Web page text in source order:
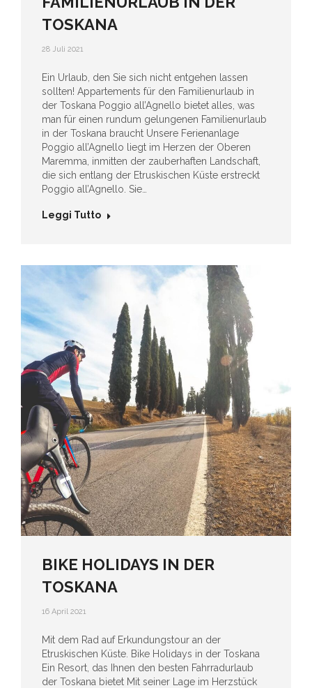
TOSKANA
28 Juli 2021
Ein Urlaub, den Sie sich nicht entgehen lassen
sollten! Appartements für den Familienurlaub in
der Toskana Poggio all’Agnello bietet alles, was
man für einen rundum gelungenen Familienurlaub
in der Toskana braucht Unsere Ferienanlage
Poggio all’Agnello liegt im Herzen der Oberen
Maremma, inmitten der zauberhaften Landschaft,
die sich entlang der Etruskischen Küste erstreckt
Poggio all’Agnello. Sie…
Leggi Tutto
BIKE HOLIDAYS IN DER
TOSKANA
16 April 2021
Mit dem Rad auf Erkundungstour an der
Etruskischen Küste. Bike Holidays in der Toskana
Ein Resort, das Ihnen den besten Fahrradurlaub
der Toskana bietet Mit seiner Lage im Herzstück